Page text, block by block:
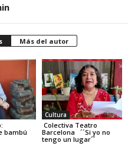
Más del autor
bambú
Cultura
Colectiva Teatro
Barcelona ´´Si yo no
tengo un lugar´´